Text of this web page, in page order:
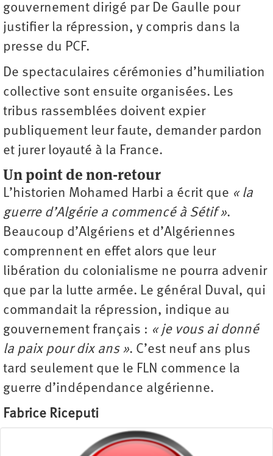
gouvernement dirigé par De Gaulle pour
justifier la répression, y compris dans la
presse du PCF.
De spectaculaires cérémonies d’humiliation
collective sont ensuite organisées. Les
tribus rassemblées doivent expier
publiquement leur faute, demander pardon
et jurer loyauté à la France.
Un point de non-retour
L’historien Mohamed Harbi a écrit que « la
guerre d’Algérie a commencé à Sétif ».
Beaucoup d’Algériens et d’Algériennes
comprennent en effet alors que leur
libération du colonialisme ne pourra advenir
que par la lutte armée. Le général Duval, qui
commandait la répression, indique au
gouvernement français : « je vous ai donné
la paix pour dix ans ». C’est neuf ans plus
tard seulement que le FLN commence la
guerre ­d’indépendance algérienne.
Fabrice Riceputi